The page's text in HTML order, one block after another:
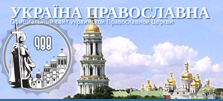
УКРАЇНА ПРАВОСЛАВНА
Официальный сайт Украинской Православной Церкви